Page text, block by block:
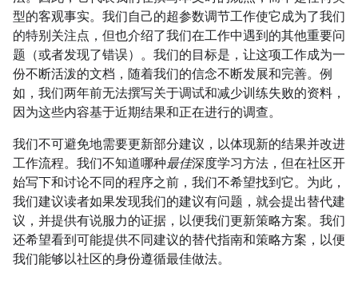
型的客观事实。我们自己的超参数调节工作使它成为了我们
的特别关注点，但也介绍了我们在工作中遇到的其他重要问
题（或者发现了错误）。我们的目标是，让这项工作成为一
份不断活泼的文档，随着我们的信念不断发展和完善。例
如，我们两年前无法撰写关于调试和减少训练失败的资料，
因为这些内容基于近期结果和正在进行的调查。
我们不可避免地需要更新部分建议，以体现新的结果并改进
工作流程。我们不知道哪种最佳深度学习方法，但在社区开
始写下和讨论不同的程序之前，我们不希望找到它。为此，
我们建议读者如果发现我们的建议有问题，就会提出替代建
议，并提供有说服力的证据，以便我们更新策略方案。我们
还希望看到可能提供不同建议的替代指南和策略方案，以便
我们能够以社区的身份遵循最佳做法。